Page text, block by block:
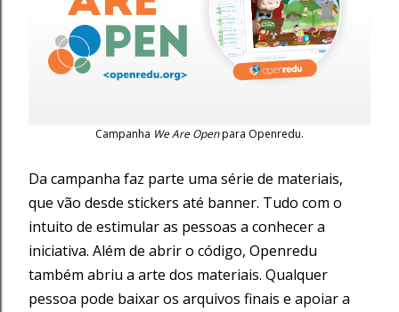
Campanha We Are Openpara Openredu.
Da campanha faz parte uma série de materiais,
que vão desde stickers até banner. Tudo com o
intuito de estimular as pessoas a conhecer a
iniciativa. Além de abrir o código, Openredu
também abriu a arte dos materiais. Qualquer
pessoa pode baixar os arquivos finais e apoiar a